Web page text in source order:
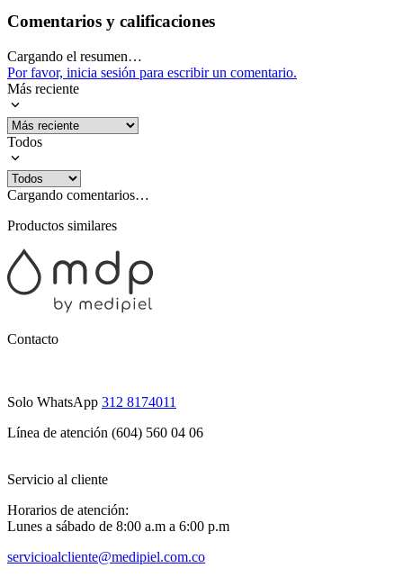
Comentarios y calificaciones
Cargando el resumen…
Por favor, inicia sesión para escribir un comentario.
Más reciente
Todos
Cargando comentarios…
Productos similares
Contacto
Solo WhatsApp 312 8174011
Línea de atención (604) 560 04 06
Servicio al cliente
Horarios de atención:
Lunes a sábado de 8:00 a.m a 6:00 p.m
servicioalcliente@medipiel.com.co